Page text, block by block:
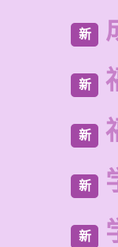
新
新
新
新
新